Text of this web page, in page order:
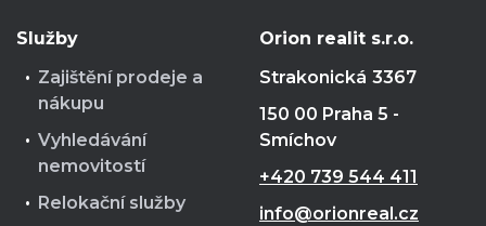
Služby
Zajištění prodeje a
nákupu
Vyhledávání
nemovitostí
Relokační služby
Orion realit s.r.o.
Strakonická 3367
150 00 Praha 5 -
Smíchov
+420 739 544 411
info@orionreal.cz